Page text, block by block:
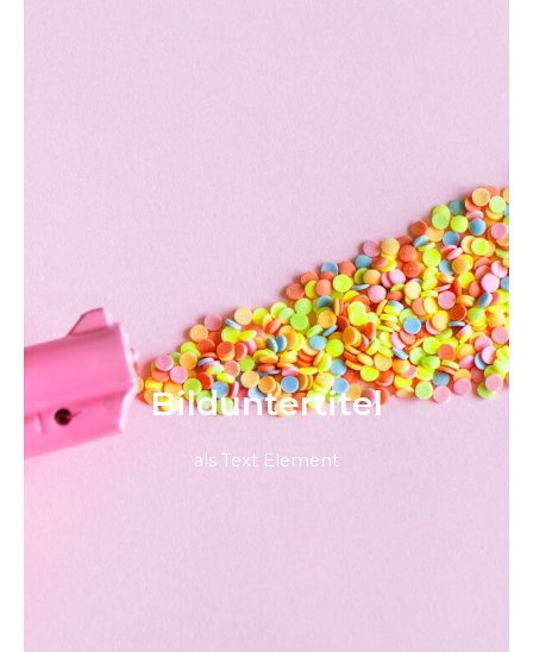
Bild­unter­titel
als Text Element